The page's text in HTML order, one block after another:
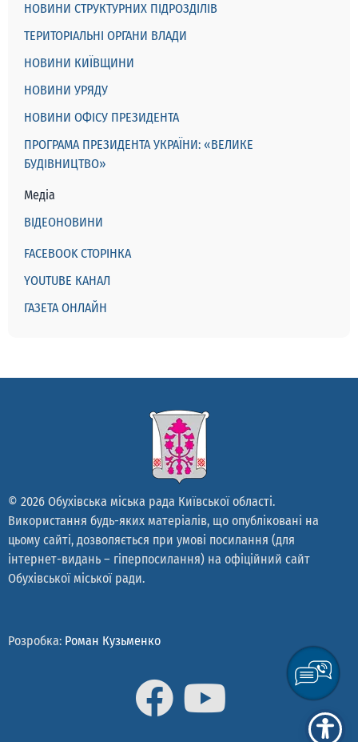
НОВИНИ СТРУКТУРНИХ ПІДРОЗДІЛІВ
ТЕРИТОРІАЛЬНІ ОРГАНИ ВЛАДИ
НОВИНИ КИЇВЩИНИ
НОВИНИ УРЯДУ
НОВИНИ ОФІСУ ПРЕЗИДЕНТА
ПРОГРАМА ПРЕЗИДЕНТА УКРАЇНИ: «ВЕЛИКЕ
БУДІВНИЦТВО»
Медіа
ВІДЕОНОВИНИ
FACEBOOK СТОРІНКА
YOUTUBE КАНАЛ
ГАЗЕТА ОНЛАЙН
© 2026 Обухівська міська рада Київської області.
Використання будь-яких матеріалів, що опубліковані на
цьому сайті, дозволяється при умові посилання (для
інтернет-видань – гіперпосилання) на офіційний сайт
Обухівської міської ради.
Розробка: Роман Кузьменко